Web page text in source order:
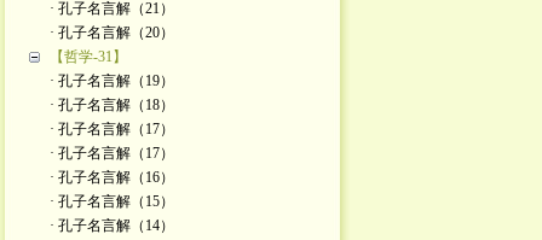
· 孔子名言解（21）
· 孔子名言解（20）
【哲学-31】
· 孔子名言解（19）
· 孔子名言解（18）
· 孔子名言解（17）
· 孔子名言解（17）
· 孔子名言解（16）
· 孔子名言解（15）
· 孔子名言解（14）